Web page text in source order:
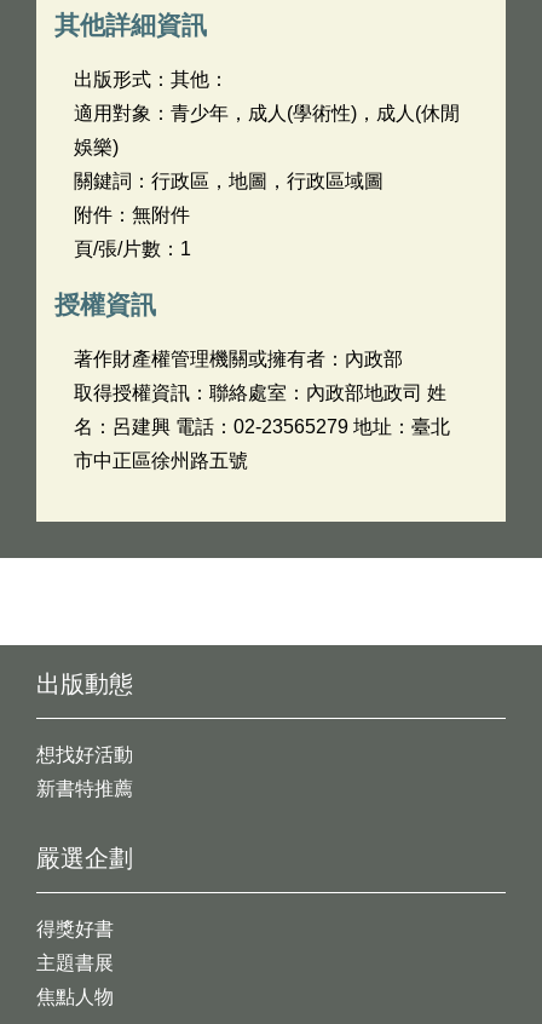
其他詳細資訊
出版形式：其他：
適用對象：青少年，成人(學術性)，成人(休閒
娛樂)
關鍵詞：行政區，地圖，行政區域圖
附件：無附件
頁/張/片數：1
授權資訊
著作財產權管理機關或擁有者：內政部
取得授權資訊：聯絡處室：內政部地政司 姓
名：呂建興 電話：02-23565279 地址：臺北
市中正區徐州路五號
出版動態
想找好活動
新書特推薦
嚴選企劃
得獎好書
主題書展
焦點人物